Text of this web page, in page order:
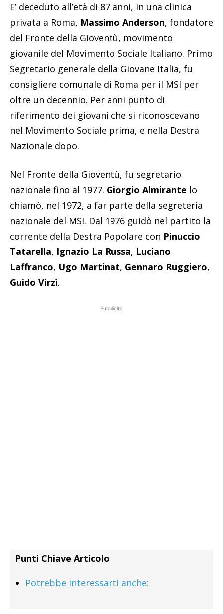
E’ deceduto all’età di 87 anni, in una clinica
privata a Roma, Massimo Anderson, fondatore
del Fronte della Gioventù, movimento
giovanile del Movimento Sociale Italiano. Primo
Segretario generale della Giovane Italia, fu
consigliere comunale di Roma per il MSI per
oltre un decennio. Per anni punto di
riferimento dei giovani che si riconoscevano
nel Movimento Sociale prima, e nella Destra
Nazionale dopo.
Nel Fronte della Gioventù, fu segretario
nazionale fino al 1977. Giorgio Almirante lo
chiamò, nel 1972, a far parte della segreteria
nazionale del MSI. Dal 1976 guidò nel partito la
corrente della Destra Popolare con Pinuccio
Tatarella, Ignazio La Russa, Luciano
Laffranco, Ugo Martinat, Gennaro Ruggiero,
Guido Virzì.
Pubblicità
Punti Chiave Articolo
Potrebbe interessarti anche: